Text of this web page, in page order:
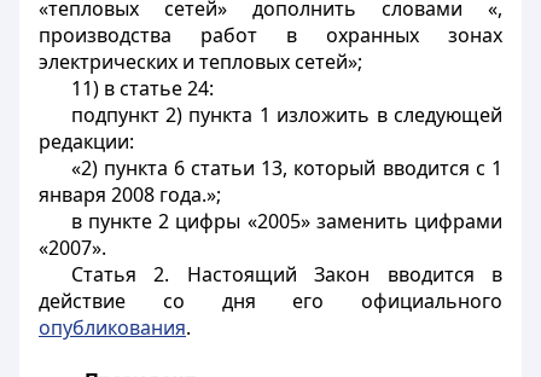
«тепловых сетей» дополнить словами «,
производства работ в охранных зонах
электрических и тепловых сетей»;
11) в статье 24:
подпункт 2) пункта 1 изложить в следующей
редакции:
«2) пункта 6 статьи 13, который вводится с 1
января 2008 года.»;
в пункте 2 цифры «2005» заменить цифрами
«2007».
Статья 2. Настоящий Закон вводится в
действие со дня его официального
опубликования.